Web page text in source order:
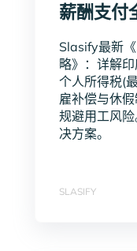
薪酬支付
Slasify最新
略》：详解印
个人所得税(
雇补偿与休假
规避用工风
决方案。
SLASIFY